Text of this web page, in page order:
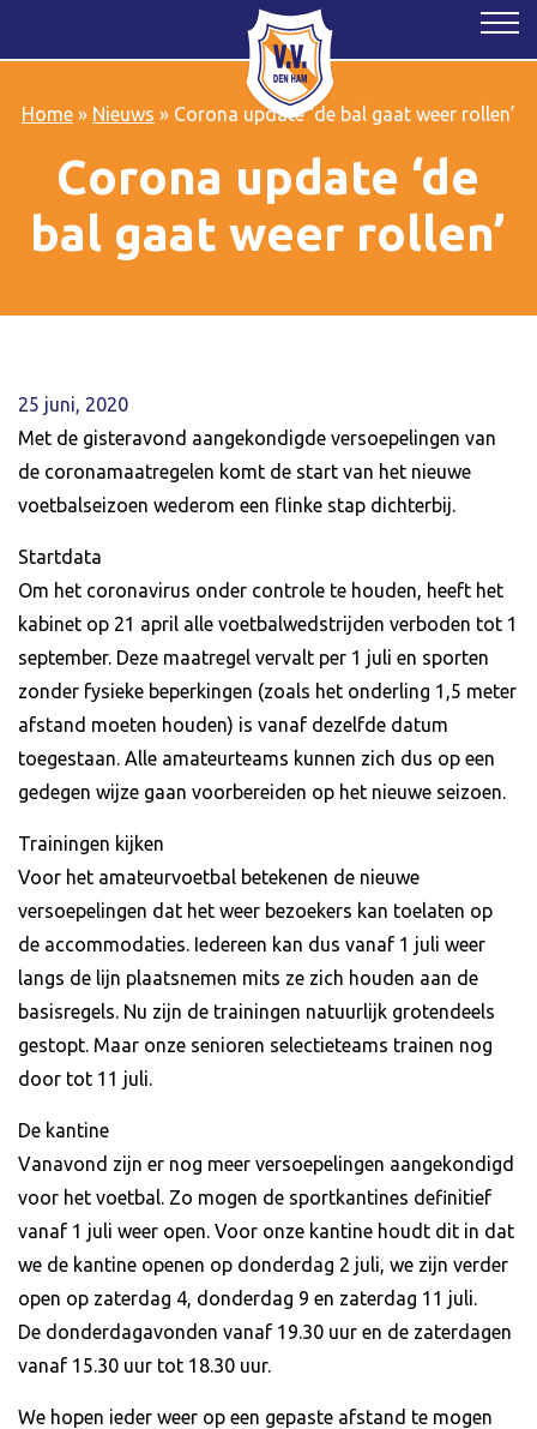
Home» Nieuws » Corona update ‘de bal gaat weer rollen’
Corona update ‘de
bal gaat weer rollen’
25 juni, 2020
Met de gisteravond aangekondigde versoepelingen van
de coronamaatregelen komt de start van het nieuwe
voetbalseizoen wederom een flinke stap dichterbij.
Startdata
Om het coronavirus onder controle te houden, heeft het
kabinet op 21 april alle voetbalwedstrijden verboden tot 1
september. Deze maatregel vervalt per 1 juli en sporten
zonder fysieke beperkingen (zoals het onderling 1,5 meter
afstand moeten houden) is vanaf dezelfde datum
toegestaan. Alle amateurteams kunnen zich dus op een
gedegen wijze gaan voorbereiden op het nieuwe seizoen.
Trainingen kijken
Voor het amateurvoetbal betekenen de nieuwe
versoepelingen dat het weer bezoekers kan toelaten op
de accommodaties. Iedereen kan dus vanaf 1 juli weer
langs de lijn plaatsnemen mits ze zich houden aan de
basisregels. Nu zijn de trainingen natuurlijk grotendeels
gestopt. Maar onze senioren selectieteams trainen nog
door tot 11 juli.
De kantine
Vanavond zijn er nog meer versoepelingen aangekondigd
voor het voetbal. Zo mogen de sportkantines definitief
vanaf 1 juli weer open. Voor onze kantine houdt dit in dat
we de kantine openen op donderdag 2 juli, we zijn verder
open op zaterdag 4, donderdag 9 en zaterdag 11 juli.
De donderdagavonden vanaf 19.30 uur en de zaterdagen
vanaf 15.30 uur tot 18.30 uur.
We hopen ieder weer op een gepaste afstand te mogen